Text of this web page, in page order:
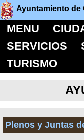
Ayuntamiento de
MENU
SERVICIOS
TURISMO
Plenos y Juntas